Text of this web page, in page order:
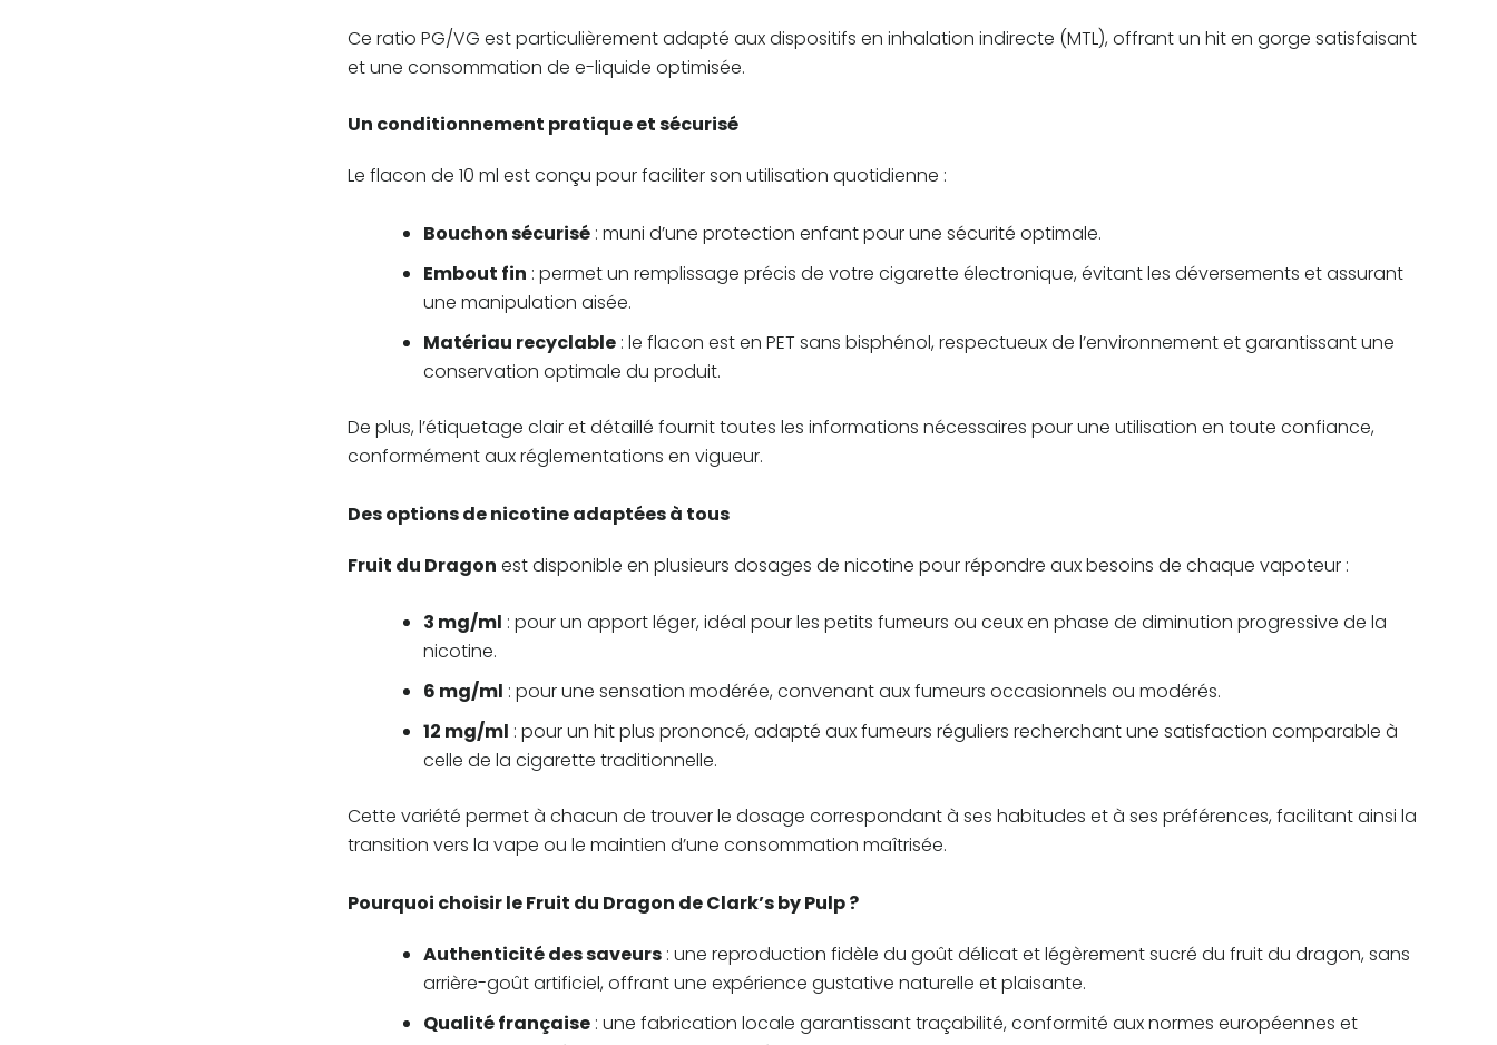
Ce ratio PG/VG est particulièrement adapté aux dispositifs en inhalation indirecte (MTL), offrant un hit en gorge satisfaisant
et une consommation de e-liquide optimisée.
Un conditionnement pratique et sécurisé
Le flacon de 10 ml est conçu pour faciliter son utilisation quotidienne :
Bouchon sécurisé : muni d’une protection enfant pour une sécurité optimale.
Embout fin : permet un remplissage précis de votre cigarette électronique, évitant les déversements et assurant
une manipulation aisée.
Matériau recyclable : le flacon est en PET sans bisphénol, respectueux de l’environnement et garantissant une
conservation optimale du produit.
De plus, l’étiquetage clair et détaillé fournit toutes les informations nécessaires pour une utilisation en toute confiance,
conformément aux réglementations en vigueur.
Des options de nicotine adaptées à tous
Fruit du Dragon est disponible en plusieurs dosages de nicotine pour répondre aux besoins de chaque vapoteur :
3 mg/ml : pour un apport léger, idéal pour les petits fumeurs ou ceux en phase de diminution progressive de la
nicotine.
6 mg/ml : pour une sensation modérée, convenant aux fumeurs occasionnels ou modérés.
12 mg/ml : pour un hit plus prononcé, adapté aux fumeurs réguliers recherchant une satisfaction comparable à
celle de la cigarette traditionnelle.
Cette variété permet à chacun de trouver le dosage correspondant à ses habitudes et à ses préférences, facilitant ainsi la
transition vers la vape ou le maintien d’une consommation maîtrisée.
Pourquoi choisir le Fruit du Dragon de Clark’s by Pulp ?
Authenticité des saveurs : une reproduction fidèle du goût délicat et légèrement sucré du fruit du dragon, sans
arrière-goût artificiel, offrant une expérience gustative naturelle et plaisante.
Qualité française : une fabrication locale garantissant traçabilité, conformité aux normes européennes et